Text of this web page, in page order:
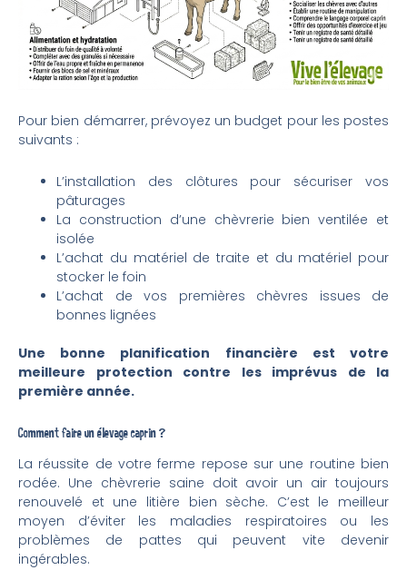
Pour bien démarrer, prévoyez un budget pour les postes
suivants :
L’installation des clôtures pour sécuriser vos
pâturages
La construction d’une chèvrerie bien ventilée et
isolée
L’achat du matériel de traite et du matériel pour
stocker le foin
L’achat de vos premières chèvres issues de
bonnes lignées
Une bonne planification financière est votre
meilleure protection contre les imprévus de la
première année.
Comment faire un élevage caprin ?
La réussite de votre ferme repose sur une routine bien
rodée. Une chèvrerie saine doit avoir un air toujours
renouvelé et une litière bien sèche. C’est le meilleur
moyen d’éviter les maladies respiratoires ou les
problèmes de pattes qui peuvent vite devenir
ingérables.